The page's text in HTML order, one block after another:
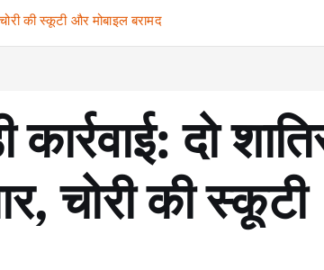
की स्कूटी और मोबाइल बरामद
दो
चोरी की स्कूटी